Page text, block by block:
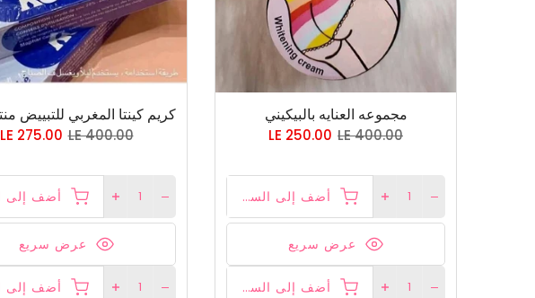
مجموعه العنايه بالبيكيني
LE 400.00
LE 250.00
أضف إلى السلة
عرض سريع
أضف إلى السلة
LE 400.00
LE 275.00
عرض سريع